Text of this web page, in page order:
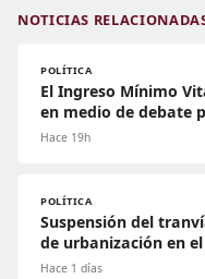
NOTICIAS
POLÍTICA
El Ingreso Mínimo
en medio de debate
Hace 19h
POLÍTICA
Suspensión del
de urbanización en
Hace 1 días